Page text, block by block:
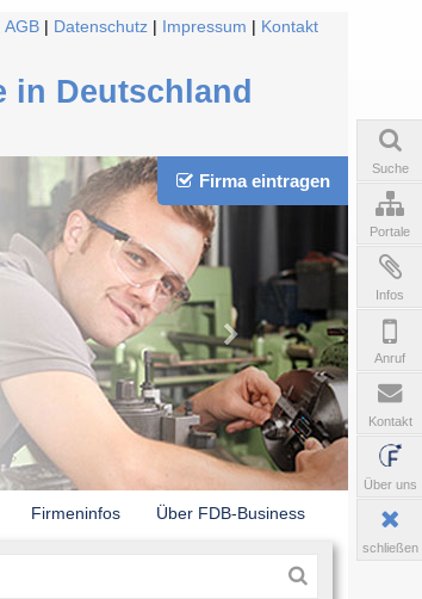
AGB Datenschutz Impressum Kontakt
in Deutschland
Firma eintragen
Firmeninfos Über FDB-Business
Suche
Portale
Infos
Anruf
Kontakt
Über uns
schließen